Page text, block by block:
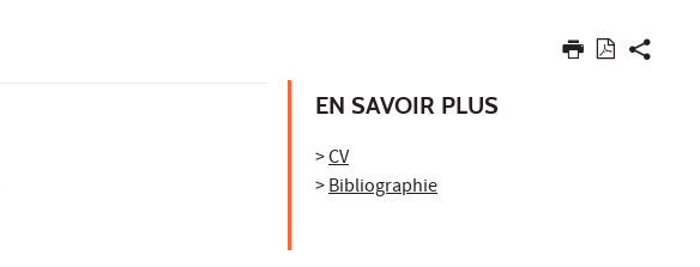
EN SAVOIR PLUS
>CV
>Bibliographie